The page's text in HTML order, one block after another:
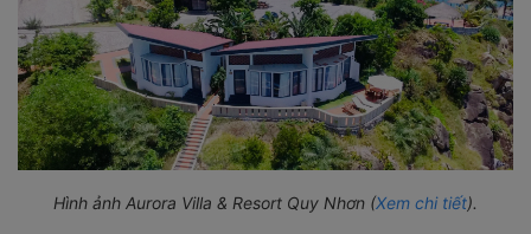
Hình ảnh Aurora Villa & Resort Quy Nhơn (Xem chi tiết).